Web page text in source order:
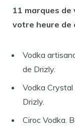
11 marques de
votre heure de
Vodka
de Drizly.
Vodka Crystal
Drizly.
Ciroc Vodka.